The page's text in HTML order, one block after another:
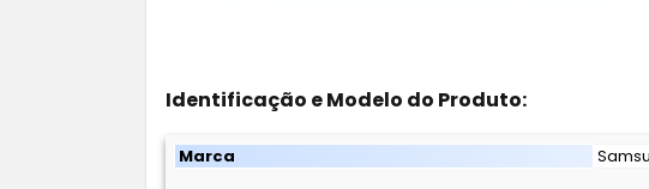
Identificação e Modelo do Produto:
Marca